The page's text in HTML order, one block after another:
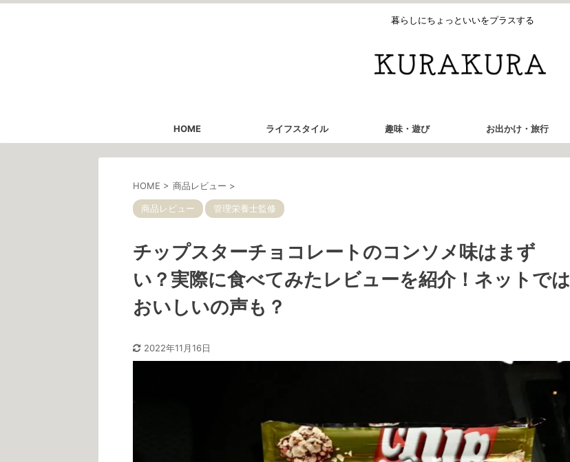
暮らしにちょっといいをプラスする
HOME ライフスタイル 趣味・遊び お出かけ・旅行
HOME > 商品レビュー >
商品レビュー 管理栄養士監修
チップスターチョコレートのコンソメ味はまず
い？実際に食べてみたレビューを紹介！ネットでは
おいしいの声も？
2022年11月16日